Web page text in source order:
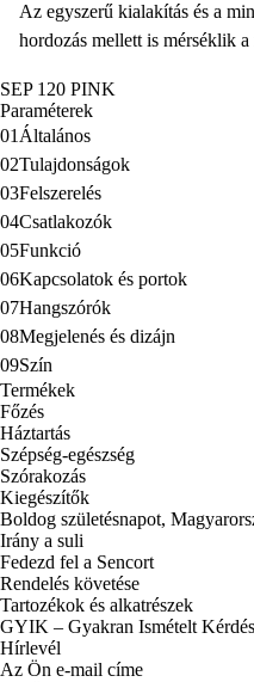
Az egyszerű kialakítás és a
hordozás mellett is mérséklik
SEP 120 PINK
Paraméterek
01 Általános
02Tulajdonságok
03Felszerelés
04Csatlakozók
05Funkció
06Kapcsolatok és portok
07Hangszórók
08Megjelenés és dizájn
09Szín
Termékek
Főzés
Háztartás
Szépség-egészség
Szórakozás
Kiegészítők
Boldog születésnapot,
Irány a suli
Fedezd fel a Sencort
Rendelés követése
Tartozékok és alkatrészek
GYIK – Gyakran Ismételt
Hírlevél
Az Ön e-mail címe